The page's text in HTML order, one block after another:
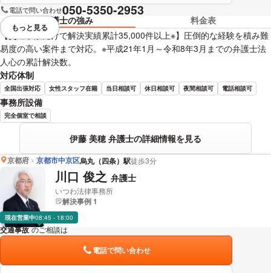
電話で問い合わせ050-5350-2953
弁護士の強み
料金表
【交通事故だけで解決実績累計35,000件以上※】圧倒的な経験を積み難
易度の高い案件まで対応。※平成21年1月～令和8年3月までの弁護士法
人心の累計解決数。
対応体制
全国出張対応 女性スタッフ在籍 当日相談可 休日相談可 夜間相談可 電話相談可
事務所設備
完全個室で相談
伊藤 美穂 弁護士の詳細情報を見る
視覚的に省略されている要素を
もっと見る
京都府 京都市中京区烏丸（四条）駅徒歩3分
川口 俊之 弁護士
いつわ法律事務所
解決事例 1
現在営業中08:45 - 18:00
交通事故 のご相談は
電話で問い合わせ